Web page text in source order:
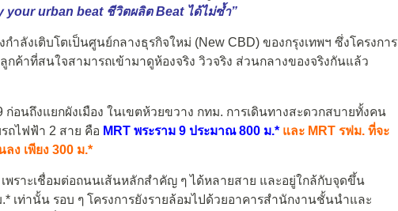
your urban beat ชีวิตผลิต Beat ได้ไม่ซ้ำ”
กำลังเติบโตเป็นศูนย์กลางธุรกิจใหม่ (New CBD) ของกรุงเทพฯ ซึ่งโครงการ
กค้าที่สนใจสามารถเข้ามาดูห้องจริง วิวจริง ส่วนกลางของจริงกันแล้ว
อนถึงแยกผังเมือง ในเขตห้วยขวาง กทม. การเดินทางสะดวกสบายทั้งคน
ถไฟฟ้า 2 สาย คือ MRT พระราม 9 ประมาณ 800 ม.* และ MRT รฟม. ที่จะ
ง เพียง 300 ม.*
พราะเชื่อมต่อถนนเส้นหลักสำคัญ ๆ ได้หลายสาย และอยู่ใกล้กับจุดขึ้น
เท่านั้น รอบ ๆ โครงการยังรายล้อมไปด้วยอาคารสำนักงานชั้นนำและ